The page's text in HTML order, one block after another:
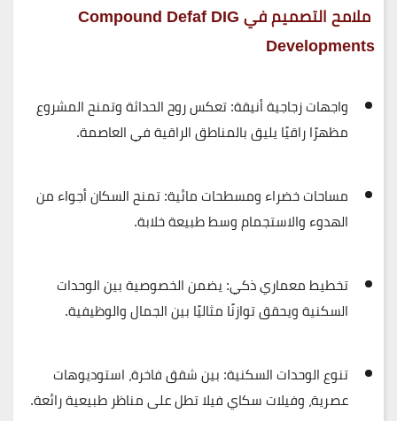
ملامح التصميم في Compound Defaf DIG
Developments
واجهات زجاجية أنيقة:تعكس روح الحداثة وتمنح المشروع
مظهرًا راقيًا يليق بالمناطق الراقية في العاصمة.
مساحات خضراء ومسطحات مائية:تمنح السكان أجواء من
الهدوء والاستجمام وسط طبيعة خلابة.
تخطيط معماري ذكي:يضمن الخصوصية بين الوحدات
السكنية ويحقق توازنًا مثاليًا بين الجمال والوظيفية.
تنوع الوحدات السكنية: بين شقق فاخرة، استوديوهات
عصرية، وفيلاتسكاي فيلاتطل على مناظر طبيعية رائعة.